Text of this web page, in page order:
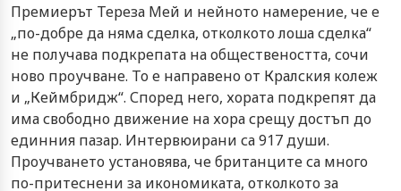
Премиерът Тереза Мей и нейното намерение, че е
„по-добре да няма сделка, отколкото лоша сделка“
не получава подкрепата на обществеността, сочи
ново проучване. То е направено от Кралския колеж
и „Кеймбридж“. Според него, хората подкрепят да
има свободно движение на хора срещу достъп до
единния пазар. Интервюирани са 917 души.
Проучването установява, че британците са много
по-притеснени за икономиката, отколкото за